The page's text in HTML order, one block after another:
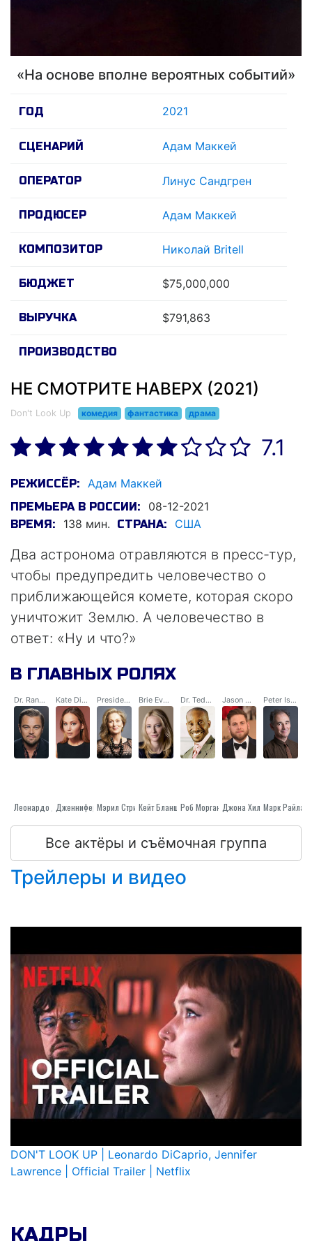
«На основе вполне вероятных событий»
ГОД 2021
СЦЕНАРИЙ Адам Маккей
ОПЕРАТОР Линус Сандгрен
ПРОДЮСЕР Адам Маккей
КОМПОЗИТОР Николай Britell
БЮДЖЕТ $75,000,000
ВЫРУЧКА $791,863
ПРОИЗВОДСТВО
НЕ СМОТРИТЕ НАВЕРХ (2021)
Don't Look Up комедия фантастика драма
7.1
РЕЖИССЁР: Адам Маккей
ПРЕМЬЕРА В РОССИИ: 08-12-2021
ВРЕМЯ: 138 мин. СТРАНА: США
Два астронома отравляются в пресс-тур,
чтобы предупредить человечество о
приближающейся комете, которая скоро
уничтожит Землю. А человечество в
ответ: «Ну и что?»
В ГЛАВНЫХ РОЛЯХ
Dr. Randall Mindy
Леонардо Ди Каприо
Kate Dibiasky
Дженнифер Лоуренс
President Orlean
Мэрил Стрип
Brie Evantee
Кейт Бланшетт
Dr. Teddy Oglethorpe
Роб Морган
Jason Orlean
Джона Хилл
Peter Isherwell
Марк
Все актёры и съёмочная группа
Трейлеры и видео
DON'T LOOK UP | Leonardo DiCaprio, Jennifer
Lawrence | Official Trailer | Netflix
КАДРЫ